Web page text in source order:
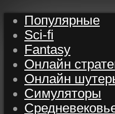
Популярные
Sci-fi
Fantasy
Онлайн
Онлайн
Симуляторы